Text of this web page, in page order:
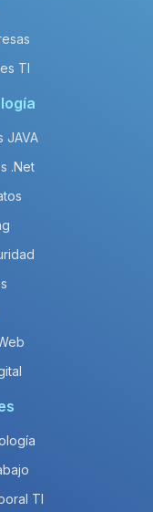
TI
JAVA
.Net
TI